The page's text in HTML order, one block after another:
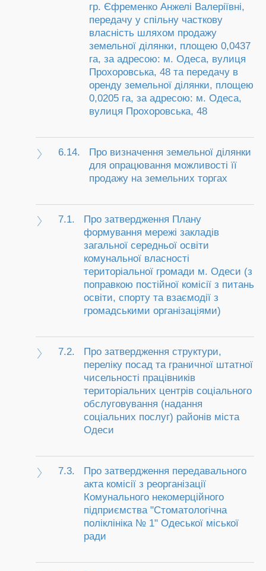
гр. Єфременко Анжелі Валеріївні,
передачу у спільну часткову
власність шляхом продажу
земельної ділянки, площею 0,0437
га, за адресою: м. Одеса, вулиця
Прохоровська, 48 та передачу в
оренду земельної ділянки, площею
0,0205 га, за адресою: м. Одеса,
вулиця Прохоровська, 48
6.14.
Про визначення земельної ділянки
для опрацювання можливості її
продажу на земельних торгах
7.1.
Про затвердження Плану
формування мережі закладів
загальної середньої освіти
комунальної власності
територіальної громади м. Одеси (з
поправкою постійної комісії з питань
освіти, спорту та взаємодії з
громадськими організаціями)
7.2.
Про затвердження структури,
переліку посад та граничної штатної
чисельності працівників
територіальних центрів соціального
обслуговування (надання
соціальних послуг) районів міста
Одеси
7.3.
Про затвердження передавального
акта комісії з реорганізації
Комунального некомерційного
підприємства "Стоматологічна
поліклініка № 1" Одеської міської
ради